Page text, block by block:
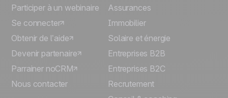
Participer à un webinaire
Se connecter
Obtenir de l’aide
Devenir partenaire
Parrainer noCRM
Nous contacter
Assurances
Immobilier
Solaire et énergie
Entreprises B2B
Entreprises B2C
Recrutement